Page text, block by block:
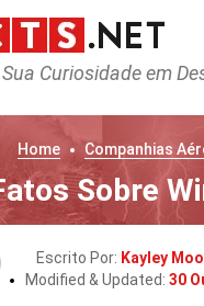
Curiosidade em
Home Companhias
Sobre
Escrito Por: Kayley
Modified & Updated: 30